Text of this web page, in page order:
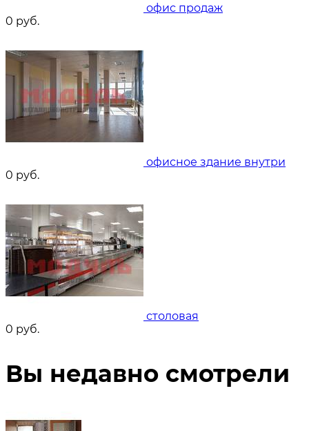
офис продаж
0 руб.
офисное здание внутри
0 руб.
столовая
0 руб.
Вы недавно смотрели